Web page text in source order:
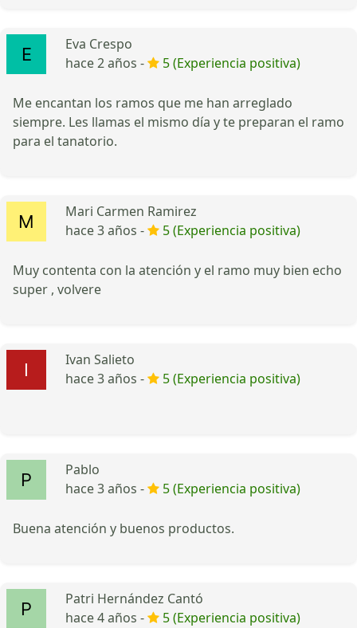
Eva Crespo
hace 2 años -
5 (Experiencia positiva)
Me encantan los ramos que me han arreglado
siempre. Les llamas el mismo día y te preparan el ramo
para el tanatorio.
Mari Carmen Ramirez
hace 3 años -
5 (Experiencia positiva)
Muy contenta con la atención y el ramo muy bien echo
super , volvere
Ivan Salieto
hace 3 años -
5 (Experiencia positiva)
Pablo
hace 3 años -
5 (Experiencia positiva)
Buena atención y buenos productos.
Patri Hernández Cantó
hace 4 años -
5 (Experiencia positiva)